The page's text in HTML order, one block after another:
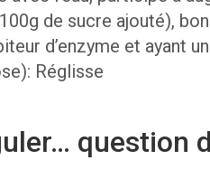
de sucre ajouté),
d’enzyme et ayant
Réglisse
question